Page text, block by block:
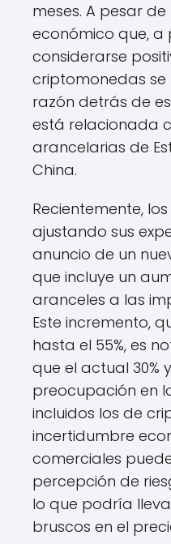
meses. A pesar
económico que, a
considerarse
criptomonedas se
razón detrás de
está relacionada
arancelarias de
China.
Recientemente,
ajustando sus
anuncio de un
que incluye un
aranceles a las
Este incremento,
hasta el 55%, es
que el actual 30%
preocupación en
incluidos los de
incertidumbre
comerciales
percepción de
lo que podría
bruscos en el